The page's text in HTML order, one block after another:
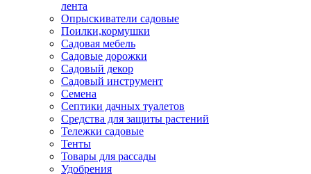
лента
Опрыскиватели садовые
Поилки,кормушки
Садовая мебель
Садовые дорожки
Садовый декор
Садовый инструмент
Семена
Септики дачных туалетов
Средства для защиты растений
Тележки садовые
Тенты
Товары для рассады
Удобрения